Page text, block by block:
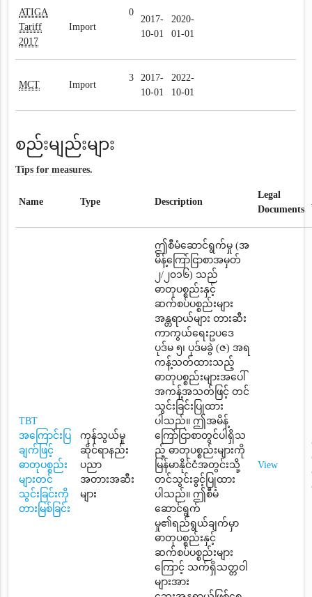
ATIGA
Tariff
2017
Import
0
2017-
10-01
2020-
01-01
MCT Import
3
2017-
10-01
2022-
10-01
စည်းမျည်းများ
Tips for measures.
Name Type Description
Legal
Documents
TBT
အကြောင်းပြ
ချက်ဖြင့်
ဓာတုပစ္စည်း
များတင်
သွင်းခြင်းကို
တားမြစ်ခြင်း
ကုန်သွယ်မှု
ဆိုင်ရာနည်း
ပညာ
အတားအဆီး
များ
ဤစီမံဆောင်ရွက်မှု (အ
မိန့်ကြော်ငြာစာအမှတ်
၂/၂၀၁၆) သည်
ဓာတုပစ္စည်းနှင့်
ဆက်စပ်ပစ္စည်းများ
အန္တရာယ်များ တားဆီး
ကာကွယ်ရေးဥပဒေ
ပုဒ်မ ၅၊ ပုဒ်မခွဲ (ဇ) အရ
ကန့်သတ်ထားသည့်
ဓာတုပစ္စည်းများအပေါ်
အကန့်အသတ်ဖြင့် တင်
သွင်းခြင်းပြုထား
ပါသည်။ ဤအမိန့်
ကြော်ငြာစာတွင်ပါရှိသ
ည့် ဓာတုပစ္စည်းများကို
မြန်မာနိုင်ငံအတွင်းသို့
တင်သွင်းခွင့်ပြုထား
ပါသည်။ ဤစီမံ
ဆောင်ရွက်
မှု၏ရည်ရွယ်ချက်မှာ
ဓာတုပစ္စည်းနှင့်
ဆက်စပ်ပစ္စည်းများ
ကြောင့် သက်ရှိသတ္တဝါ
များအား
View